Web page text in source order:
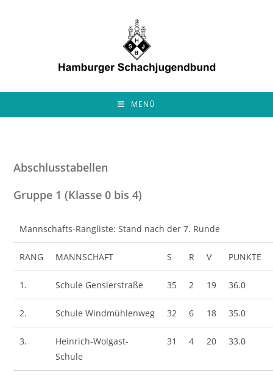
MENÜ
Abschlusstabellen
Gruppe 1 (Klasse 0 bis 4)
Mannschafts-Rangliste: Stand nach der 7. Runde
RANG MANNSCHAFT S R V PUNKTE
1. Schule Genslerstraße 35 2 19 36.0
2. Schule Windmühlenweg 32 6 18 35.0
3.
Heinrich-Wolgast-
Schule
31 4 20 33.0